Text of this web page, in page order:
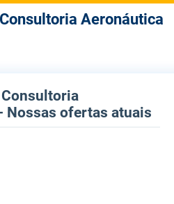
Aeronáutica
Nossas ofertas atuais